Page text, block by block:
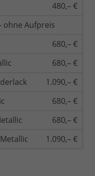
480,– €
ohne Aufpreis
680,– €
680,– €
1.090,– €
680,– €
680,– €
1.090,– €